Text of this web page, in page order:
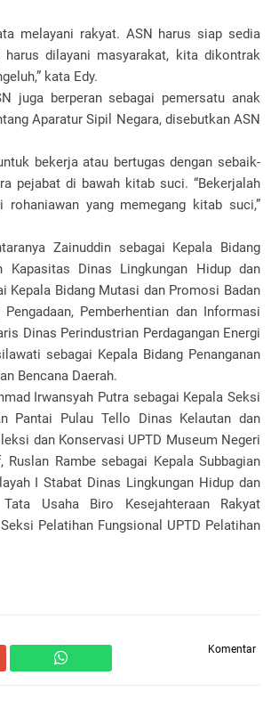
melayani rakyat. ASN harus siap sedia
dilayani masyarakat, kita dikontrak
kata Edy.
juga berperan sebagai pemersatu anak
Aparatur Sipil Negara, disebutkan ASN
bekerja atau bertugas dengan sebaik-
pejabat di bawah kitab suci. “Bekerjalah
yang memegang kitab suci,”
Zainuddin sebagai Kepala Bidang
Kapasitas Dinas Lingkungan Hidup dan
Kepala Bidang Mutasi dan Promosi Badan
Pemberhentian dan Informasi
Dinas Perindustrian Perdagangan Energi
sebagai Kepala Bidang Penanganan
Bencana Daerah.
Irwansyah Putra sebagai Kepala Seksi
Pantai Pulau Tello Dinas Kelautan dan
dan Konservasi UPTD Museum Negeri
Rambe sebagai Kepala Subbagian
I Stabat Dinas Lingkungan Hidup dan
Usaha Biro Kesejahteraan Rakyat
Pelatihan Fungsional UPTD Pelatihan
Komentar